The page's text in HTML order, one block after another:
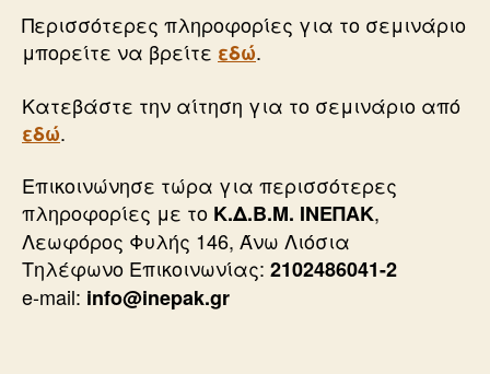
Περισσότερες πληροφορίες για το σεμινάριο
μπορείτε να βρείτε εδώ.
Κατεβάστε την αίτηση για το σεμινάριο από
εδώ.
Επικοινώνησε τώρα για περισσότερες
πληροφορίες με το Κ.Δ.Β.Μ. ΙΝΕΠΑΚ,
Λεωφόρος Φυλής 146, Άνω Λιόσια
Τηλέφωνο Επικοινωνίας: 2102486041-2
e-mail: info@inepak.gr